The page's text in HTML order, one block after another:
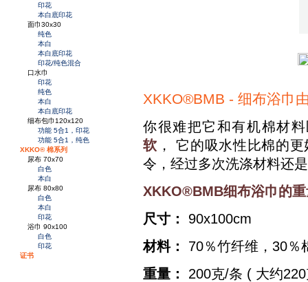
印花
本白底印花
面巾30x30
纯色
本白
本白底印花
印花/纯色混合
口水巾
印花
纯色
本白
本白底印花
细布包巾120x120
功能 5合1，印花
功能 5合1，纯色
XKKO® 棉系列
尿布 70x70
白色
本白
尿布 80x80
白色
本白
印花
浴巾 90x100
白色
印花
证书
XKKO®BMB - 细布浴巾
你很难把它和有机棉材
软 ， 它的吸水性比棉的更
令，经过多次洗涤材料还
XKKO®BMB细布浴巾的
尺寸：
90x100cm
材料：
70％竹纤维，30％
重量：
200克/条 ( 大约